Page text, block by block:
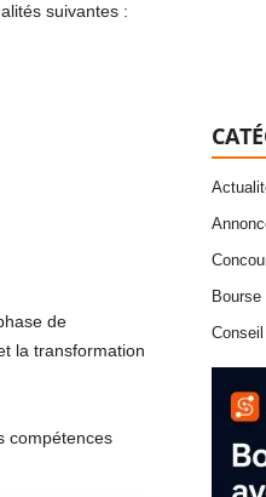
suivantes :
de
la transformation
compétences
Bourse